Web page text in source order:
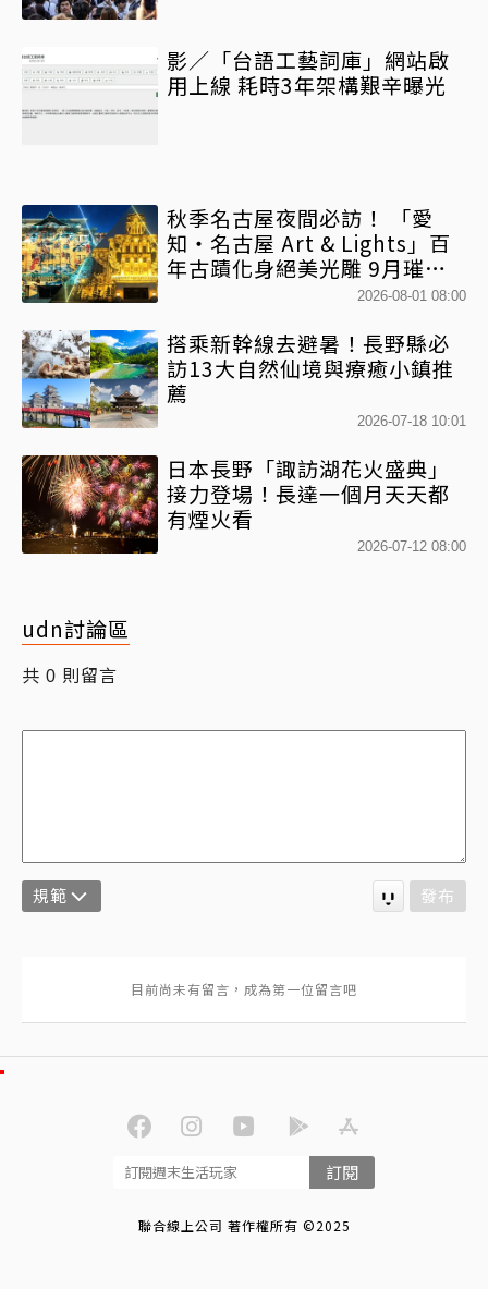
影／「台語工藝詞庫」網站啟
用上線 耗時3年架構艱辛曝光
秋季名古屋夜間必訪！ 「愛
知・名古屋 Art & Lights」百
年古蹟化身絕美光雕 9月璀璨
2026-08-01 08:00
搭乘新幹線去避暑！長野縣必
訪13大自然仙境與療癒小鎮推
薦
2026-07-18 10:01
日本長野「諏訪湖花火盛典」
接力登場！長達一個月天天都
有煙火看
2026-07-12 08:00
udn討論區
共 0 則留言
規範 發布
訂閱
聯合線上公司 著作權所有 ©2025